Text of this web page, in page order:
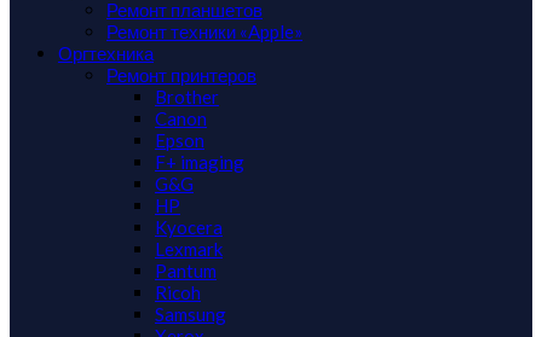
Ремонт планшетов
Ремонт техники «Apple»
Оргтехника
Ремонт принтеров
Brother
Canon
Epson
F+ imaging
G&G
HP
Kyocera
Lexmark
Pantum
Ricoh
Samsung